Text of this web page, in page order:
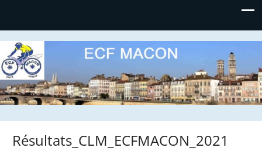
Etoile Cycliste Flacéenne
Résultats_CLM_ECFMACON_2021